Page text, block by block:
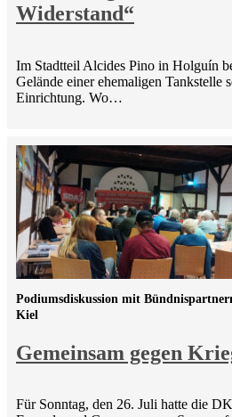
Widerstand“
Im Stadtteil Alcides Pino in Holguín
Gelände einer ehemaligen Tankstelle
Einrichtung. Wo…
Gemeinsam gegen
Podiumsdiskussion mit
Kiel
Für Sonntag, den 26. Juli hatte die